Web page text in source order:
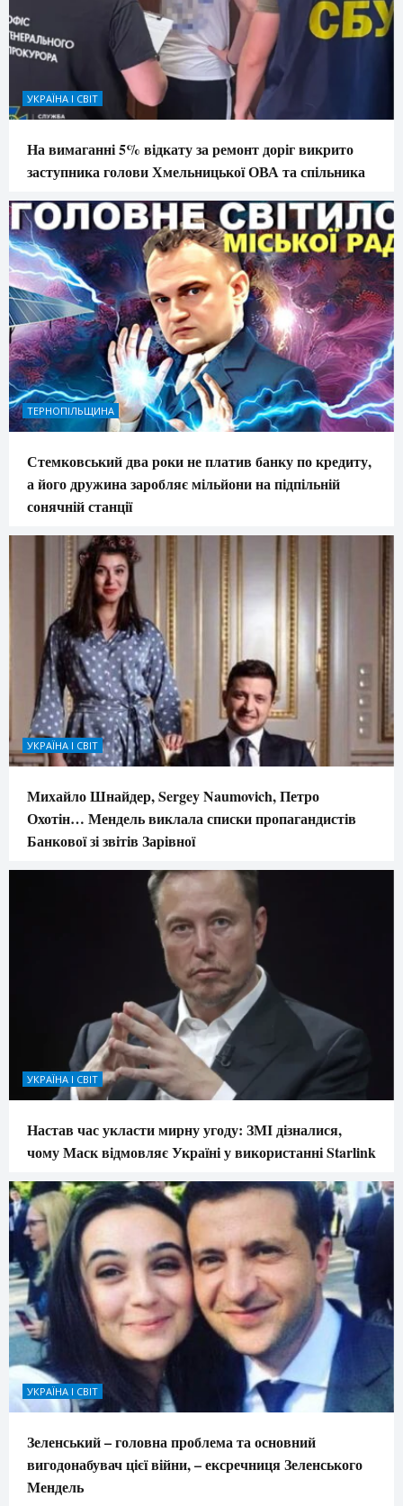
УКРАЇНА І СВІТ
На вимаганні 5% відкату за ремонт доріг викрито
заступника голови Хмельницької ОВА та спільника
ТЕРНОПІЛЬЩИНА
Стемковський два роки не платив банку по кредиту,
а його дружина заробляє мільйони на підпільній
сонячній станції
УКРАЇНА І СВІТ
Михайло Шнайдер, Sergey Naumovich, Петро
Охотін… Мендель виклала списки пропагандистів
Банкової зі звітів Зарівної
УКРАЇНА І СВІТ
Настав час укласти мирну угоду: ЗМІ дізналися,
чому Маск відмовляє Україні у використанні Starlink
УКРАЇНА І СВІТ
Зеленський – головна проблема та основний
вигодонабувач цієї війни, – ексречниця Зеленського
Мендель